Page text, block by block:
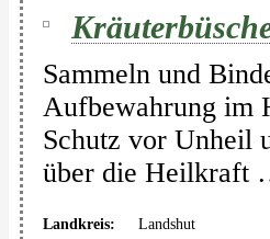
Sammeln und
Aufbewahrung im
Schutz vor Unheil
über die Heilkraft
Landkreis: Landshut